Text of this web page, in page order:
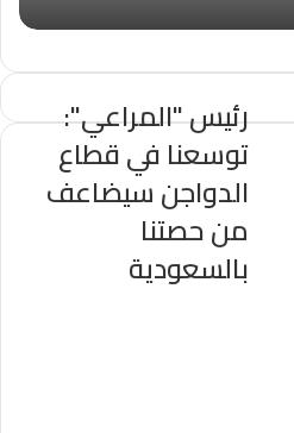
رئيس "المراعي":
توسعنا في قطاع
الدواجن سيضاعف
من حصتنا
بالسعودية